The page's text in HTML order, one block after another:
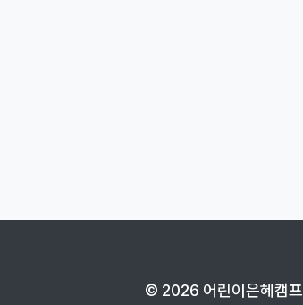
© 2026 어린이은혜캠프